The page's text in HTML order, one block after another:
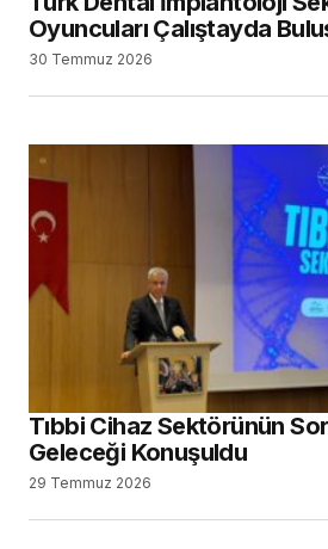
Tıbbi Cihaz Sektörünün
Geleceği Konuşuldu
Diş Hekimliği Tercih
Kontenjanlar Belli Oldu